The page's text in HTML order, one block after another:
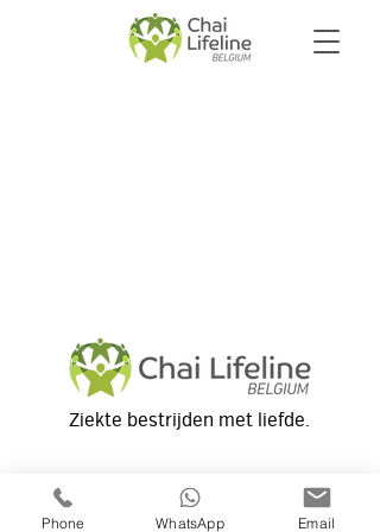
Ziekte bestrijden met liefde.
Belgiëlei 140,
Antwerp 2018, Belgium
Phone WhatsApp Email